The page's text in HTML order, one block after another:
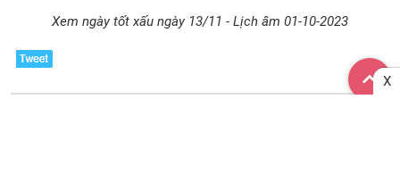
Xem ngày tốt xấu ngày 13/11 - Lịch âm 01-10-2023
X